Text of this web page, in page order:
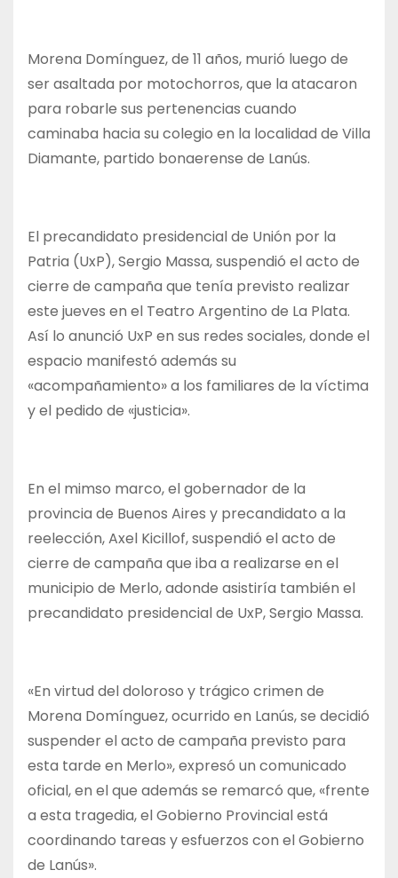
Morena Domínguez, de 11 años, murió luego de
ser asaltada por motochorros, que la atacaron
para robarle sus pertenencias cuando
caminaba hacia su colegio en la localidad de Villa
Diamante, partido bonaerense de Lanús.
El precandidato presidencial de Unión por la
Patria (UxP), Sergio Massa, suspendió el acto de
cierre de campaña que tenía previsto realizar
este jueves en el Teatro Argentino de La Plata.
Así lo anunció UxP en sus redes sociales, donde el
espacio manifestó además su
«acompañamiento» a los familiares de la víctima
y el pedido de «justicia».
En el mimso marco, el gobernador de la
provincia de Buenos Aires y precandidato a la
reelección, Axel Kicillof, suspendió el acto de
cierre de campaña que iba a realizarse en el
municipio de Merlo, adonde asistiría también el
precandidato presidencial de UxP, Sergio Massa.
«En virtud del doloroso y trágico crimen de
Morena Domínguez, ocurrido en Lanús, se decidió
suspender el acto de campaña previsto para
esta tarde en Merlo», expresó un comunicado
oficial, en el que además se remarcó que, «frente
a esta tragedia, el Gobierno Provincial está
coordinando tareas y esfuerzos con el Gobierno
de Lanús».